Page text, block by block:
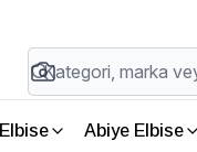
Elbise Abiye Elbise